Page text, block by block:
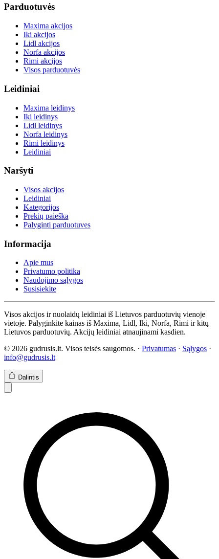
Parduotuvės
Maxima akcijos
Iki akcijos
Lidl akcijos
Norfa akcijos
Rimi akcijos
Visos parduotuvės
Leidiniai
Maxima leidinys
Iki leidinys
Lidl leidinys
Norfa leidinys
Rimi leidinys
Leidiniai
Naršyti
Visos akcijos
Leidiniai
Kategorijos
Prekių paieška
Palyginti parduotuves
Informacija
Apie mus
Privatumo politika
Naudojimo sąlygos
Susisiekite
Visos akcijos ir nuolaidų leidiniai iš Lietuvos parduotuvių vienoje
vietoje. Palyginkite kainas iš Maxima, Lidl, Iki, Norfa, Rimi ir kitų
Lietuvos parduotuvių. Akcijų leidiniai atnaujinami kasdien.
© 2026 gudrusis.lt. Visos teisės saugomos. · Privatumas · Sąlygos ·
info@gudrusis.lt
Dalintis